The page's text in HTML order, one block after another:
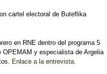
cartel electoral de Buteflika
en RNE dentro del programa 5
OPEMAM y especialista de Argelia
Enlace a la entrevista.